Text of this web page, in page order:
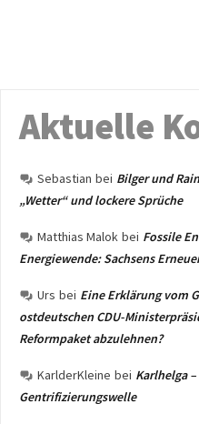
Aktuelle
Sebastian bei Bilger und
„Wetter“ und lockere Sprüche
Matthias Malok bei Fossile
Energiewende: Sachsens
Urs bei Eine Erklärung vom
ostdeutschen CDU-
Reformpaket abzulehnen?
KarlderKleine bei Karlhelga
Gentrifizierungswelle